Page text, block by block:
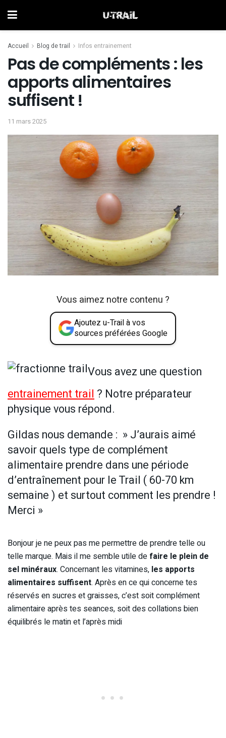
Accueil Blog de trail Infos entrainement
Pas de compléments : les
apports alimentaires
suffisent !
11 mars 2025
Vous aimez notre contenu ?
Ajoutez u-Trail à vos
sources préférées Google
Vous avez une question
entrainement trail ? Notre préparateur
physique vous répond.
Gildas nous demande : » J’aurais aimé
savoir quels type de complément
alimentaire prendre dans une période
d’entraînement pour le Trail ( 60-70 km
semaine ) et surtout comment les prendre !
Merci »
Bonjour je ne peux pas me permettre de prendre telle ou
telle marque. Mais il me semble utile de faire le plein de
sel minéraux. Concernant les vitamines, les apports
alimentaires suffisent. Après en ce qui concerne tes
réservés en sucres et graisses, c’est soit complément
alimentaire après tes seances, soit des collations bien
équilibrés le matin et l’après midi